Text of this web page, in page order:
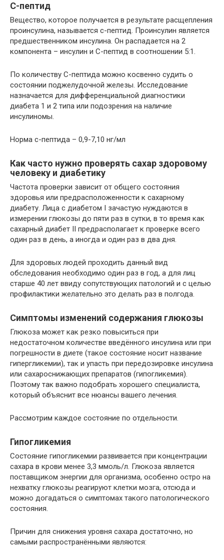
С-пептид
Вещество, которое получается в результате расщепления
проинсулина, называется с-пептид. Проинсулин является
предшественником инсулина. Он распадается на 2
компонента – инсулин и С-пептид в соотношении 5:1.
По количеству С-пептида можно косвенно судить о
состоянии поджелудочной железы. Исследование
назначается для дифференциальной диагностики
диабета 1 и 2 типа или подозрения на наличие
инсулиномы.
Норма с-пептида – 0,9-7,10 нг/мл
Как часто нужно проверять сахар здоровому
человеку и диабетику
Частота проверки зависит от общего состояния
здоровья или предрасположенности к сахарному
диабету. Лица с диабетом I зачастую нуждаются в
измерении глюкозы до пяти раз в сутки, в то время как
сахарный диабет II предрасполагает к проверке всего
один раз в день, а иногда и один раз в два дня.
Для здоровых людей проходить данный вид
обследования необходимо один раз в год, а для лиц
старше 40 лет ввиду сопутствующих патологий и с целью
профилактики желательно это делать раз в полгода.
Симптомы изменений содержания глюкозы
Глюкоза может как резко повыситься при
недостаточном количестве введённого инсулина или при
погрешности в диете (такое состояние носит название
гипергликемии), так и упасть при передозировке инсулина
или сахароснижающих препаратов (гипогликемия).
Поэтому так важно подобрать хорошего специалиста,
который объяснит все нюансы вашего лечения.
Рассмотрим каждое состояние по отдельности.
Гипогликемия
Состояние гипогликемии развивается при концентрации
сахара в крови менее 3,3 ммоль/л. Глюкоза является
поставщиком энергии для организма, особенно остро на
нехватку глюкозы реагируют клетки мозга, отсюда и
можно догадаться о симптомах такого патологического
состояния.
Причин для снижения уровня сахара достаточно, но
самыми распространёнными являются: